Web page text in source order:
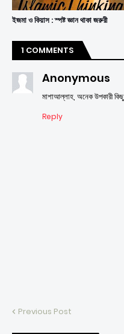
ইজমা ও কিয়াস : স্পষ্ট জ্ঞান থাকা জরুরী
1 COMMENTS
Anonymous
মাশাআল্লাহ, অনেক উপকারী
Reply
Previous Post